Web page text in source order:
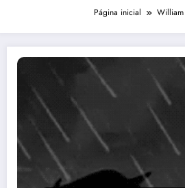
Página inicial